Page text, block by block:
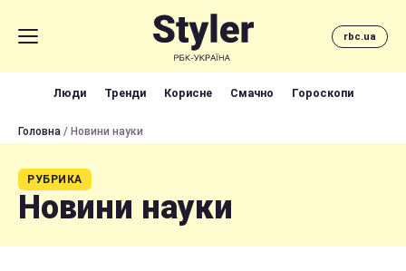
rbc.ua
Люди Тренди Корисне Смачно Гороскопи
Головна / Новини науки
РУБРИКА
Новини науки